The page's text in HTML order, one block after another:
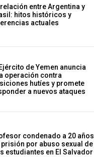
relación entre Argentina y
hitos históricos y
actuales
de Yemen anuncia
operación contra
hutíes y promete
a nuevos ataques
condenado a 20 años
prisión por abuso sexual de
estudiantes en El Salvador